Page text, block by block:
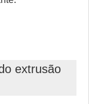
extrusão